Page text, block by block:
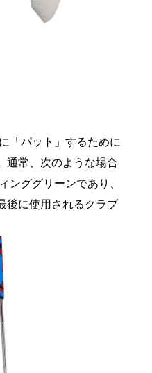
「パット」するために
通常、次のような場合
ンググリーンであり、
後に使用されるクラブ